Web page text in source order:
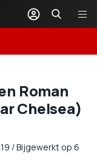
Roman
Chelsea)
/Bijgewerkt op 6